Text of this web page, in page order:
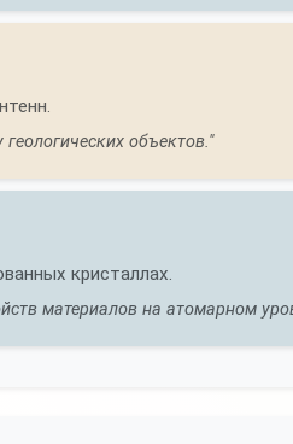
объектов."
кристаллах.
материалов на атомарном